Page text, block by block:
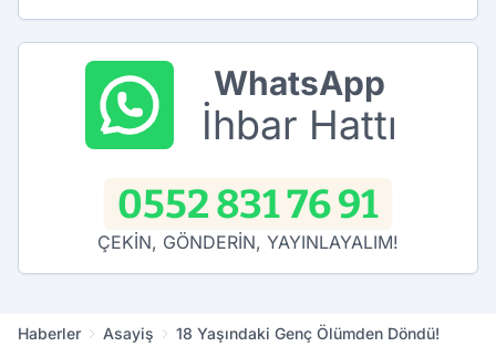
WhatsApp
İhbar Hattı
0552 831 76 91
ÇEKİN, GÖNDERİN, YAYINLAYALIM!
Haberler Asayiş 18 Yaşındaki Genç Ölümden Döndü!